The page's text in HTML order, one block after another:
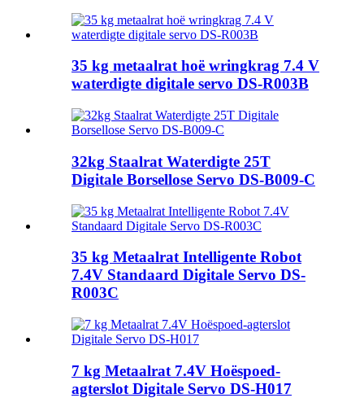
35 kg metaalrat hoë wringkrag 7.4 V
waterdigte digitale servo DS-R003B
32kg Staalrat Waterdigte 25T
Digitale Borsellose Servo DS-B009-C
35 kg Metaalrat Intelligente Robot
7.4V Standaard Digitale Servo DS-
R003C
7 kg Metaalrat 7.4V Hoëspoed-
agterslot Digitale Servo DS-H017